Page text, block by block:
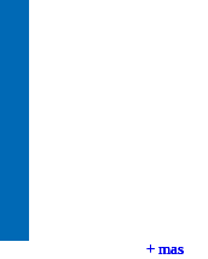
+ mas
+ mas
+ mas
+ mas